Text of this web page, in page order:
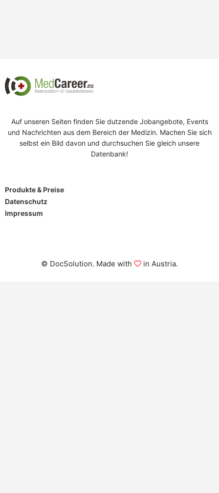
Auf unseren Seiten finden Sie dutzende Jobangebote, Events
und Nachrichten aus dem Bereich der Medizin. Machen Sie sich
selbst ein Bild davon und durchsuchen Sie gleich unsere
Datenbank!
Produkte & Preise
Datenschutz
Impressum
© DocSolution. Made with in Austria.